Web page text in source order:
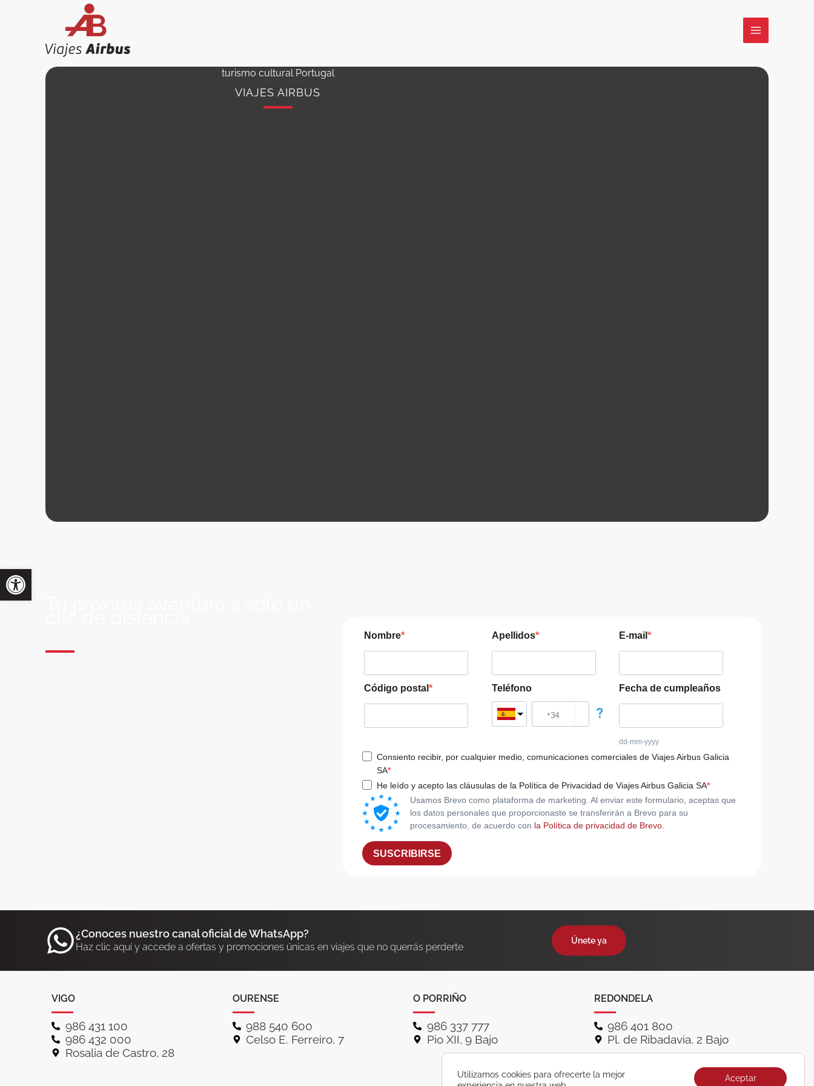
turismo cultural Portugal
VIAJES AIRBUS
Nombre Apellidos E-mail
Código postal Teléfono
?
Fecha de cumpleaños
dd-mm-yyyy
Consiento recibir, por cualquier medio, comunicaciones comerciales de Viajes Airbus Galicia
SA
He leído y acepto las cláusulas de la Política de Privacidad de Viajes Airbus Galicia SA
Usamos Brevo como plataforma de marketing. Al enviar este formulario, aceptas que
los datos personales que proporcionaste se transferirán a Brevo para su
procesamiento, de acuerdo con la Política de privacidad de Brevo.
SUSCRIBIRSE
¿Conoces nuestro canal oficial de WhatsApp?
Haz clic aquí y accede a ofertas y promociones únicas en viajes que no querrás perderte
Únete ya
VIGO
986 431 100
986 432 000
Rosalia de Castro, 28
OURENSE
988 540 600
Celso E. Ferreiro, 7
O PORRIÑO
986 337 777
Pio XII, 9 Bajo
REDONDELA
986 401 800
Pl. de Ribadavia, 2 Bajo
Utilizamos cookies para ofrecerte la mejor
Aceptar